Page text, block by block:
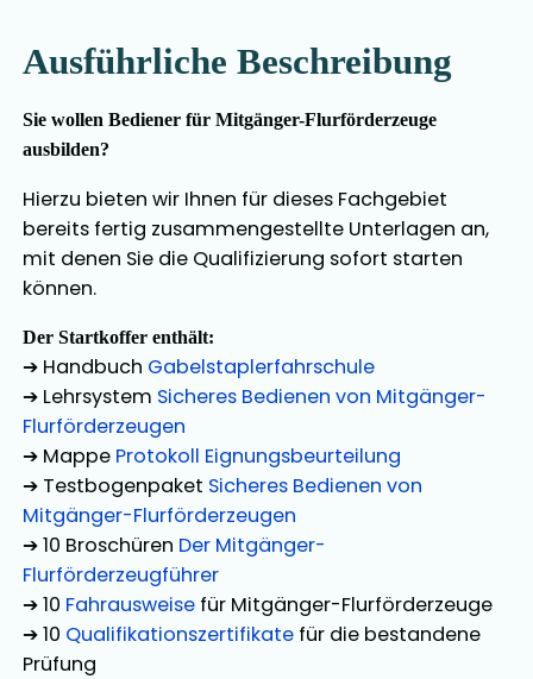
Ausführliche Beschreibung
Sie wollen Bediener für Mitgänger-Flurförderzeuge
ausbilden?
Hierzu bieten wir Ihnen für dieses Fachgebiet
bereits fertig zusammengestellte Unterlagen an,
mit denen Sie die Qualifizierung sofort starten
können.
Der Startkoffer enthält:
➔ Handbuch Gabelstaplerfahrschule
➔ Lehrsystem Sicheres Bedienen von Mitgänger-
Flurförderzeugen
➔ Mappe Protokoll Eignungsbeurteilung
➔ Testbogenpaket Sicheres Bedienen von
Mitgänger-Flurförderzeugen
➔ 10 Broschüren Der Mitgänger-
Flurförderzeugführer
➔ 10 Fahrausweise für Mitgänger-Flurförderzeuge
➔ 10 Qualifikationszertifikate für die bestandene
Prüfung